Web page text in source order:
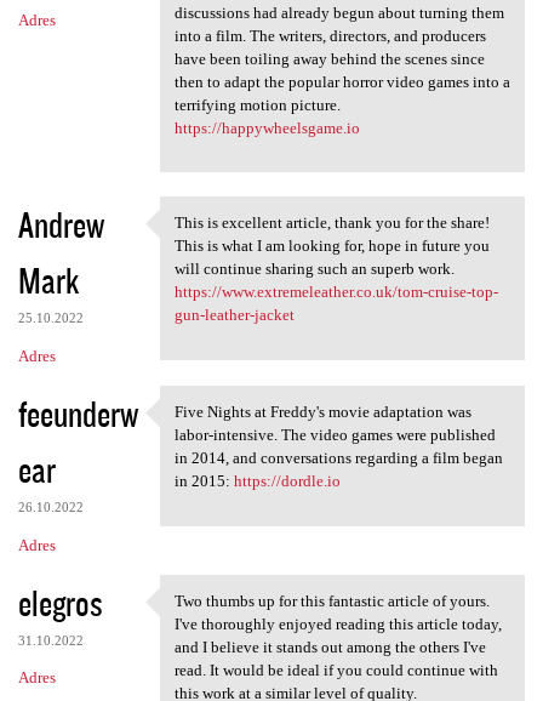
Adres
discussions had already begun about turning them
into a film. The writers, directors, and producers
have been toiling away behind the scenes since
then to adapt the popular horror video games into a
terrifying motion picture.
https://happywheelsgame.io
Andrew
Mark
25.10.2022
Adres
This is excellent article,
This is excellent article, thank you for the share!
This is what I am looking for, hope in future you
will continue sharing such an superb work.
https://www.extremeleather.co.uk/tom-cruise-top-
gun-leather-jacket
feeunderw
ear
26.10.2022
Adres
Five Nights at Freddy's movie
Five Nights at Freddy's movie adaptation was
labor-intensive. The video games were published
in 2014, and conversations regarding a film began
in 2015: https://dordle.io
elegros
31.10.2022
Adres
Two thumbs up for this
Two thumbs up for this fantastic article of yours.
I've thoroughly enjoyed reading this article today,
and I believe it stands out among the others I've
read. It would be ideal if you could continue with
this work at a similar level of quality.